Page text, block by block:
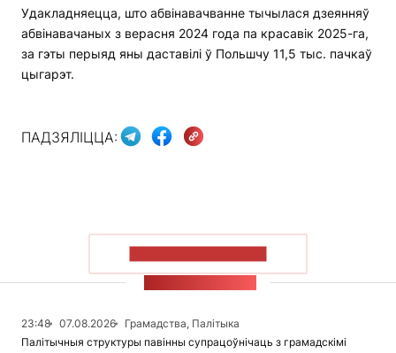
Удакладняецца, што абвінавачванне тычылася дзеянняў
абвінавачаных з верасня 2024 года па красавік 2025-га,
за гэты перыяд яны даставілі ў Польшчу 11,5 тыс. пачкаў
цыгарэт.
ПАДЗЯЛІЦЦА:
23:48 07.08.2026
Грамадства, Палітыка
Палітычныя структуры павінны супрацоўнічаць з грамадскімі